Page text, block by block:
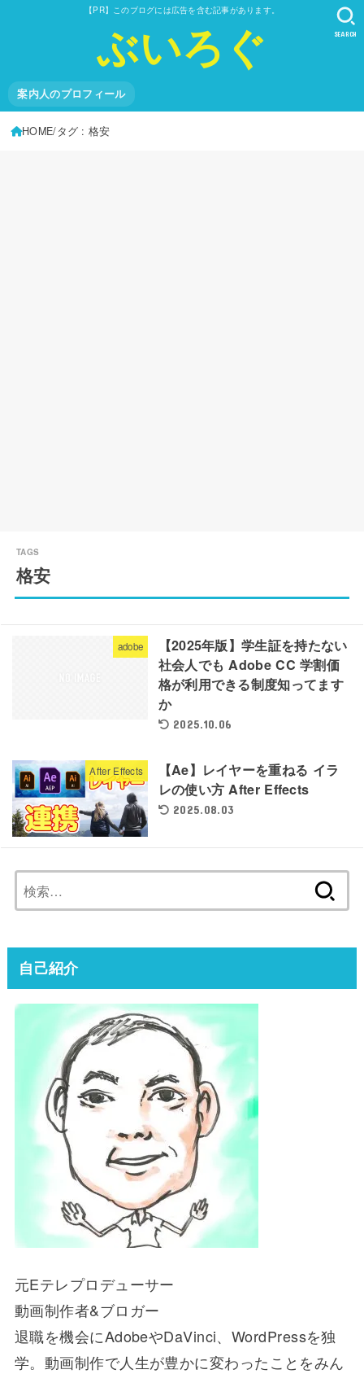
【PR】このブログには広告を含む記事があります。
ぶいろぐ
案内人のプロフィール
SEARCH
HOME タグ : 格安
格安
adobe
【2025年版】学生証を持たない
社会人でも Adobe CC 学割価
格が利用できる制度知ってます
か
2025.10.06
After Effects
【Ae】レイヤーを重ねる イラ
レの使い方 After Effects
2025.08.03
索:
自己紹介
元Eテレプロデューサー
動画制作者&ブロガー
退職を機会にAdobeやDaVinci、WordPressを独
学。動画制作で人生が豊かに変わったことをみん